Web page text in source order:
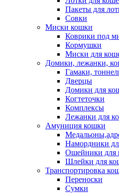
Пакеты для
Совки
Миски кошки
Коврики под
Кормушки
Миски для
Домики, лежанки,
Гамаки,
Дверцы
Домики для
Когтеточки
Комплексы
Лежанки для
Амуниция кошки
Намордники
Ошейники для
Шлейки для
Транспортировка
Переноски
Сумки